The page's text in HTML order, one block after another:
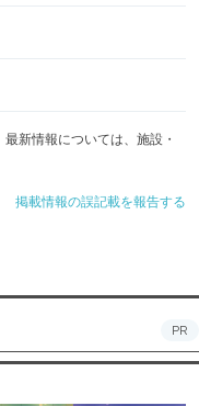
新情報については、施設・
掲載情報の誤記載を報告する
PR